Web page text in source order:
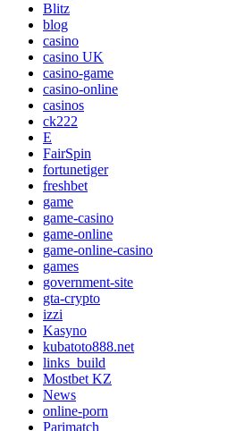
Blitz
blog
casino
casino UK
casino-game
casino-online
casinos
ck222
E
FairSpin
fortunetiger
freshbet
game
game-casino
game-online
game-online-casino
games
government-site
gta-crypto
izzi
Kasyno
kubatoto888.net
links_build
Mostbet KZ
News
online-porn
Parimatch